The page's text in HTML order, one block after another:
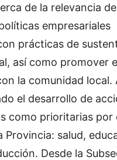
de la relevancia
empresariales
prácticas de
así como promover
la comunidad local.
el desarrollo de
como prioritarias por
Provincia: salud,
Desde la